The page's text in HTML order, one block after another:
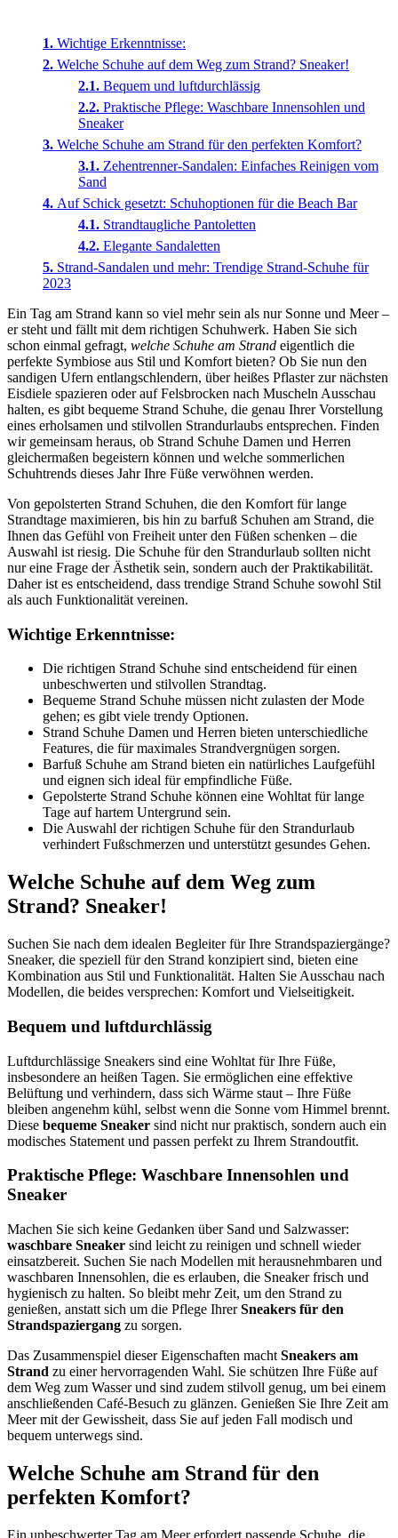
Wichtige Erkenntnisse:
Welche Schuhe auf dem Weg zum Strand? Sneaker!
Bequem und luftdurchlässig
Praktische Pflege: Waschbare Innensohlen und
Sneaker
Welche Schuhe am Strand für den perfekten Komfort?
Zehentrenner-Sandalen: Einfaches Reinigen vom
Sand
Auf Schick gesetzt: Schuhoptionen für die Beach Bar
Strandtaugliche Pantoletten
Elegante Sandaletten
Strand-Sandalen und mehr: Trendige Strand-Schuhe für
2023
Ein Tag am Strand kann so viel mehr sein als nur Sonne und Meer –
er steht und fällt mit dem richtigen Schuhwerk. Haben Sie sich
schon einmal gefragt, welche Schuhe am Strand eigentlich die
perfekte Symbiose aus Stil und Komfort bieten? Ob Sie nun den
sandigen Ufern entlangschlendern, über heißes Pflaster zur nächsten
Eisdiele spazieren oder auf Felsbrocken nach Muscheln Ausschau
halten, es gibt bequeme Strand Schuhe, die genau Ihrer Vorstellung
eines erholsamen und stilvollen Strandurlaubs entsprechen. Finden
wir gemeinsam heraus, ob Strand Schuhe Damen und Herren
gleichermaßen begeistern können und welche sommerlichen
Schuhtrends dieses Jahr Ihre Füße verwöhnen werden.
Von gepolsterten Strand Schuhen, die den Komfort für lange
Strandtage maximieren, bis hin zu barfuß Schuhen am Strand, die
Ihnen das Gefühl von Freiheit unter den Füßen schenken – die
Auswahl ist riesig. Die Schuhe für den Strandurlaub sollten nicht
nur eine Frage der Ästhetik sein, sondern auch der Praktikabilität.
Daher ist es entscheidend, dass trendige Strand Schuhe sowohl Stil
als auch Funktionalität vereinen.
Wichtige Erkenntnisse:
Die richtigen Strand Schuhe sind entscheidend für einen
unbeschwerten und stilvollen Strandtag.
Bequeme Strand Schuhe müssen nicht zulasten der Mode
gehen; es gibt viele trendy Optionen.
Strand Schuhe Damen und Herren bieten unterschiedliche
Features, die für maximales Strandvergnügen sorgen.
Barfuß Schuhe am Strand bieten ein natürliches Laufgefühl
und eignen sich ideal für empfindliche Füße.
Gepolsterte Strand Schuhe können eine Wohltat für lange
Tage auf hartem Untergrund sein.
Die Auswahl der richtigen Schuhe für den Strandurlaub
verhindert Fußschmerzen und unterstützt gesundes Gehen.
Welche Schuhe auf dem Weg zum
Strand? Sneaker!
Suchen Sie nach dem idealen Begleiter für Ihre Strandspaziergänge?
Sneaker, die speziell für den Strand konzipiert sind, bieten eine
Kombination aus Stil und Funktionalität. Halten Sie Ausschau nach
Modellen, die beides versprechen: Komfort und Vielseitigkeit.
Bequem und luftdurchlässig
Luftdurchlässige Sneakers sind eine Wohltat für Ihre Füße,
insbesondere an heißen Tagen. Sie ermöglichen eine effektive
Belüftung und verhindern, dass sich Wärme staut – Ihre Füße
bleiben angenehm kühl, selbst wenn die Sonne vom Himmel brennt.
Diese bequeme Sneaker sind nicht nur praktisch, sondern auch ein
modisches Statement und passen perfekt zu Ihrem Strandoutfit.
Praktische Pflege: Waschbare Innensohlen und
Sneaker
Machen Sie sich keine Gedanken über Sand und Salzwasser:
waschbare Sneaker sind leicht zu reinigen und schnell wieder
einsatzbereit. Suchen Sie nach Modellen mit herausnehmbaren und
waschbaren Innensohlen, die es erlauben, die Sneaker frisch und
hygienisch zu halten. So bleibt mehr Zeit, um den Strand zu
genießen, anstatt sich um die Pflege IhrerSneakers für den
Strandspaziergang zu sorgen.
Das Zusammenspiel dieser Eigenschaften macht Sneakers am
Strand zu einer hervorragenden Wahl. Sie schützen Ihre Füße auf
dem Weg zum Wasser und sind zudem stilvoll genug, um bei einem
anschließenden Café-Besuch zu glänzen. Genießen Sie Ihre Zeit am
Meer mit der Gewissheit, dass Sie auf jeden Fall modisch und
bequem unterwegs sind.
Welche Schuhe am Strand für den
perfekten Komfort?
Ein unbeschwerter Tag am Meer erfordert passende Schuhe, die